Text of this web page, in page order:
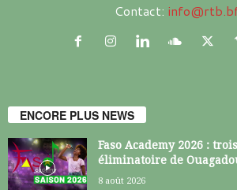
Contact:
ENCORE PLUS NEWS
Faso Academy 2026 :
éliminatoire de
8 août 2026